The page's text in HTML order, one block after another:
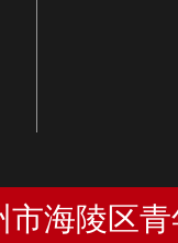
海陵区